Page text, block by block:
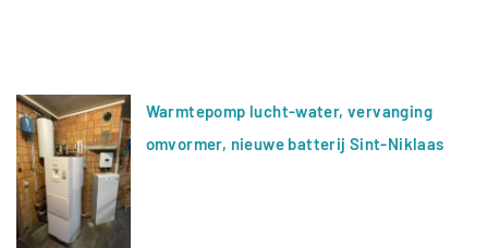
Warmtepomp lucht-water, vervanging
omvormer, nieuwe batterij Sint-Niklaas